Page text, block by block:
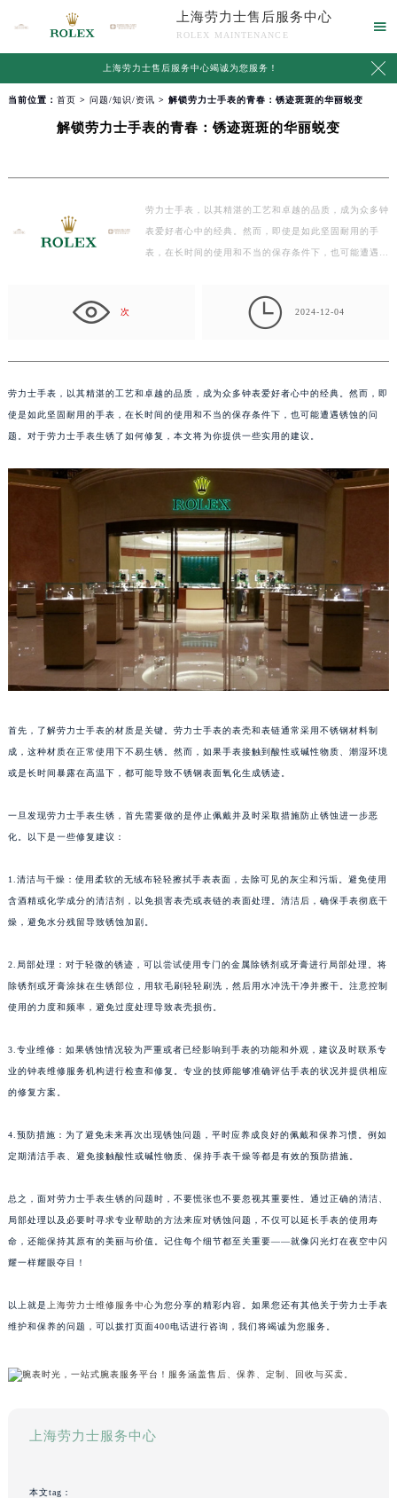
上海劳力士售后服务中心
ROLEX MAINTENANCE

上海劳力士售后服务中心竭诚为您服务！ 
当前位置： 首页 > 问题/知识/资讯 > 解锁劳力士手表的青春：锈迹斑斑的华丽蜕变
解锁劳力士手表的青春：锈迹斑斑的华丽蜕变
劳力士手表，以其精湛的工艺和卓越的品质，成为众多钟
表爱好者心中的经典。然而，即使是如此坚固耐用的手
表，在长时间的使用和不当的保存条件下，也可能遭遇锈
次  2024-12-04
劳力士手表，以其精湛的工艺和卓越的品质，成为众多钟表爱好者心中的经典。然而，即
使是如此坚固耐用的手表，在长时间的使用和不当的保存条件下，也可能遭遇锈蚀的问
题。对于劳力士手表生锈了如何修复，本文将为你提供一些实用的建议。
首先，了解劳力士手表的材质是关键。劳力士手表的表壳和表链通常采用不锈钢材料制
成，这种材质在正常使用下不易生锈。然而，如果手表接触到酸性或碱性物质、潮湿环境
或是长时间暴露在高温下，都可能导致不锈钢表面氧化生成锈迹。
一旦发现劳力士手表生锈，首先需要做的是停止佩戴并及时采取措施防止锈蚀进一步恶
化。以下是一些修复建议：
1.清洁与干燥：使用柔软的无绒布轻轻擦拭手表表面，去除可见的灰尘和污垢。避免使用
含酒精或化学成分的清洁剂，以免损害表壳或表链的表面处理。清洁后，确保手表彻底干
燥，避免水分残留导致锈蚀加剧。
2.局部处理：对于轻微的锈迹，可以尝试使用专门的金属除锈剂或牙膏进行局部处理。将
除锈剂或牙膏涂抹在生锈部位，用软毛刷轻轻刷洗，然后用水冲洗干净并擦干。注意控制
使用的力度和频率，避免过度处理导致表壳损伤。
3.专业维修：如果锈蚀情况较为严重或者已经影响到手表的功能和外观，建议及时联系专
业的钟表维修服务机构进行检查和修复。专业的技师能够准确评估手表的状况并提供相应
的修复方案。
4.预防措施：为了避免未来再次出现锈蚀问题，平时应养成良好的佩戴和保养习惯。例如
定期清洁手表、避免接触酸性或碱性物质、保持手表干燥等都是有效的预防措施。
总之，面对劳力士手表生锈的问题时，不要慌张也不要忽视其重要性。通过正确的清洁、
局部处理以及必要时寻求专业帮助的方法来应对锈蚀问题，不仅可以延长手表的使用寿
命，还能保持其原有的美丽与价值。记住每个细节都至关重要——就像闪光灯在夜空中闪
耀一样耀眼夺目！
以上就是 上海劳力士维修服务中心为您分享的精彩内容。如果您还有其他关于劳力士手表
维护和保养的问题，可以拨打页面400电话进行咨询，我们将竭诚为您服务。
上海劳力士服务中心
本文tag：